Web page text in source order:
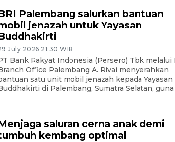
Palembang salurkan bantuan
jenazah untuk Yayasan
July 2026 21:30 WIB
Bank Rakyat Indonesia (Persero) Tbk melalui
Office Palembang A. Rivai menyerahkan
satu unit mobil jenazah kepada Yayasan
di Palembang, Sumatra Selatan, guna
saluran cerna anak demi
kembang optimal